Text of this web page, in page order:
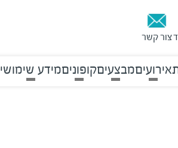
צור קשר
אירועיםמבצעיםקופוניםמידע שימושי